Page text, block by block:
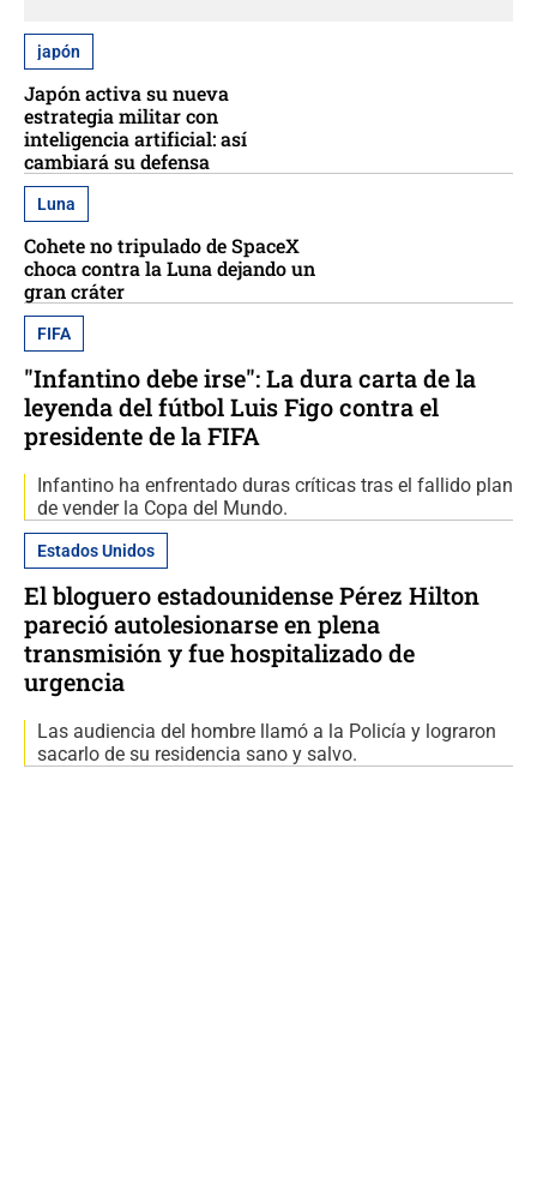
japón
Japón activa su nueva
estrategia militar con
inteligencia artificial: así
cambiará su defensa
Luna
Cohete no tripulado de SpaceX
choca contra la Luna dejando un
gran cráter
FIFA
"Infantino debe irse": La dura carta de la
leyenda del fútbol Luis Figo contra el
presidente de la FIFA
Infantino ha enfrentado duras críticas tras el fallido plan
de vender la Copa del Mundo.
Estados Unidos
El bloguero estadounidense Pérez Hilton
pareció autolesionarse en plena
transmisión y fue hospitalizado de
urgencia
Las audiencia del hombre llamó a la Policía y lograron
sacarlo de su residencia sano y salvo.